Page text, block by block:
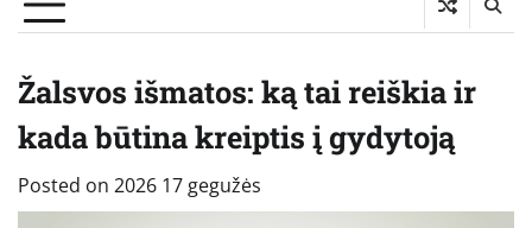
Žalsvos išmatos: ką tai reiškia ir
kada būtina kreiptis į gydytoją
Posted on 2026 17 gegužės